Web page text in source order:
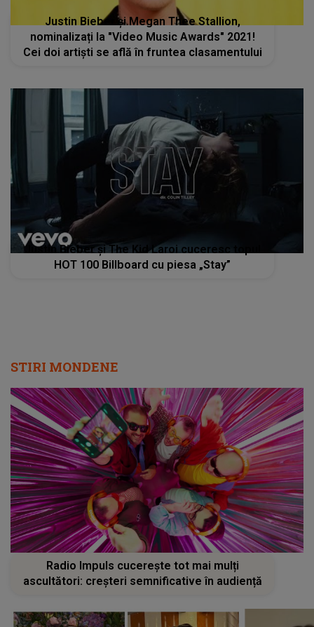
Justin Bieber şi Megan Thee Stallion,
nominalizați la "Video Music Awards" 2021!
Cei doi artiști se află în fruntea clasamentului
Justin Bieber și The Kid Laroi cuceresc topul
HOT 100 Billboard cu piesa „Stay”
STIRI MONDENE
Radio Impuls cucerește tot mai mulți
ascultători: creșteri semnificative în audiență